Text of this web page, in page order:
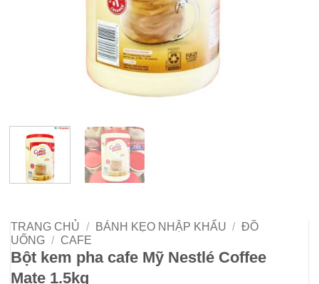
TRANG CHỦ / BÁNH KẸO NHẬP KHẨU / ĐỒ
UỐNG / CAFE
Bột kem pha cafe Mỹ Nestlé Coffee
Mate 1.5kg